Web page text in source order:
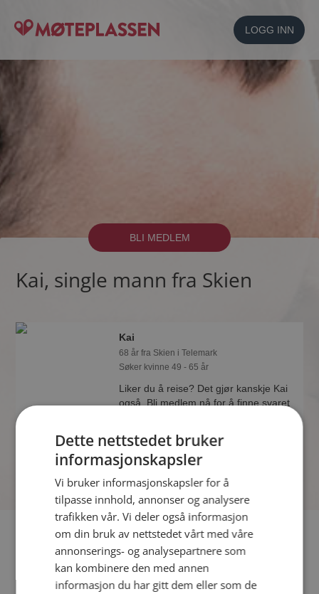
LOGG INN
BLI MEDLEM
Kai, single mann fra Skien
Kai
68 år fra Skien i Telemark
Søker kvinne 49 - 65 år
Liker du å reise? Det gjør kanskje Kai
også. Bli medlem nå for å finne svaret
Fler single
Flere singlemenn fra Skien: Espen,Oskar
Kvinner fra Skien
Dette nettstedet bruker
informasjonskapsler
Vi bruker informasjonskapsler for å
tilpasse innhold, annonser og analysere
trafikken vår. Vi deler også informasjon
om din bruk av nettstedet vårt med våre
annonserings- og analysepartnere som
kan kombinere den med annen
informasjon du har gitt dem eller som de